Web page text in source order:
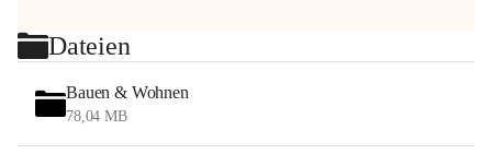
Dateien
Bauen & Wohnen
78,04 MB